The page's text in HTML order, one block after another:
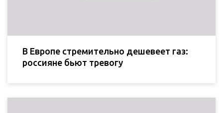
В Европе стремительно дешевеет газ:
россияне бьют тревогу